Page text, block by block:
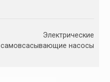
Электрические
самовсасывающие насосы